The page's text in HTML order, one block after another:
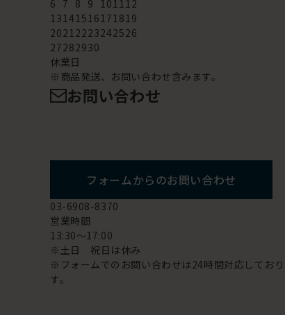
6 7 8 9 101112
13141516171819
20212223242526
27282930
休業日
※商品発送、お問い合わせ含みます。
お問い合わせ
フォームからのお問い合わせ
03-6908-8370
営業時間
13:30～17:00
※土日 祝日は休み
※フォームでのお問い合わせは24時間対応しており
す。